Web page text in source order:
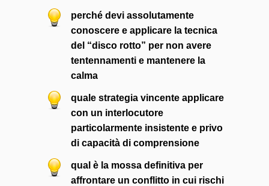
perché devi assolutamente
conoscere e applicare la tecnica
del “disco rotto” per non avere
tentennamenti e mantenere la
calma
quale strategia vincente applicare
con un interlocutore
particolarmente insistente e privo
di capacità di comprensione
qual è la mossa definitiva per
affrontare un conflitto in cui rischi